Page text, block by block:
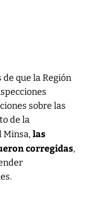
que la Región
sobre las
de la
Minsa, las
corregidas,